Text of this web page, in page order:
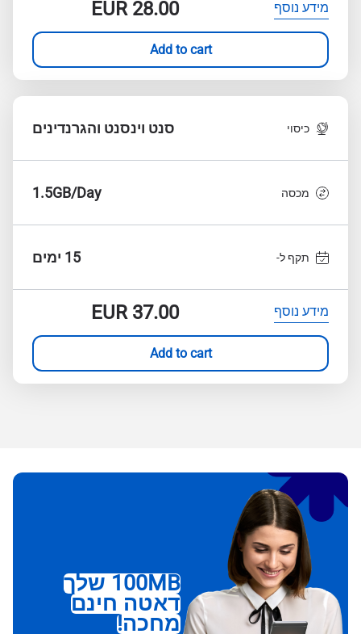
מידע נוסף EUR28.00
Add to cart
כיסוי סנט וינסנט והגרנדינים
מכסה 1.5GB/Day
תקף ל- 15 ימים
מידע נוסף EUR37.00
Add to cart
100MB שלך
דאטה חינם
מחכה!